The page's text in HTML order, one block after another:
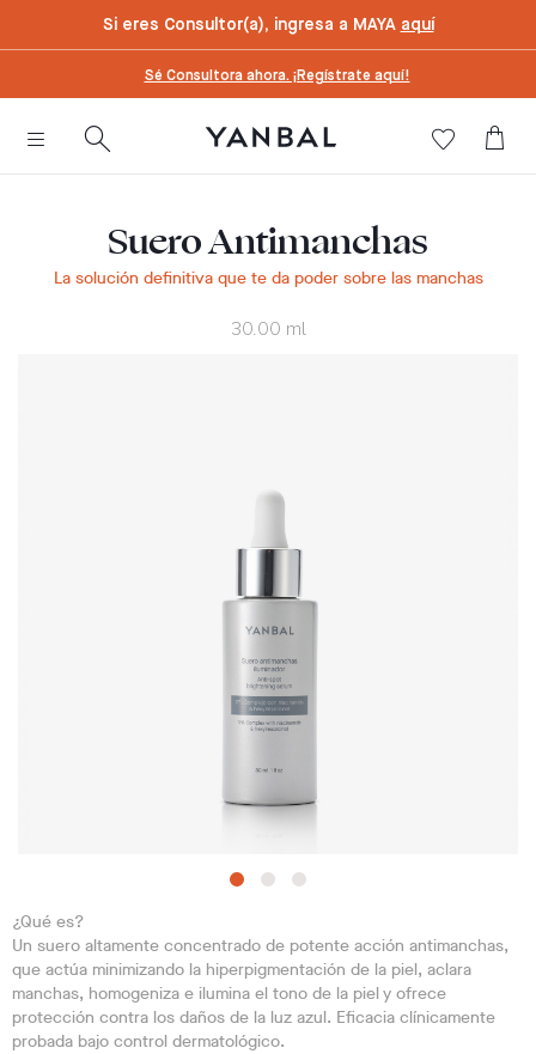
Si eres Consultor(a), ingresa a MAYA aquí
Sé Consultora ahora. ¡Regístrate aquí!
Suero Antimanchas
La solución definitiva que te da poder sobre las manchas
30.00 ml
¿Qué es?
Un suero altamente concentrado de potente acción antimanchas,
que actúa minimizando la hiperpigmentación de la piel, aclara
manchas, homogeniza e ilumina el tono de la piel y ofrece
protección contra los daños de la luz azul. Eficacia clínicamente
probada bajo control dermatológico.